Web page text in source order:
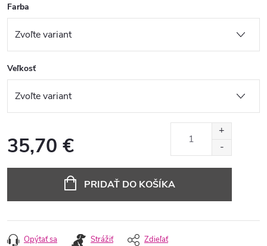
Farba
Veľkosť
35,70 €
PRIDAŤ DO KOŠÍKA
Opýtať sa Strážiť Zdieľať